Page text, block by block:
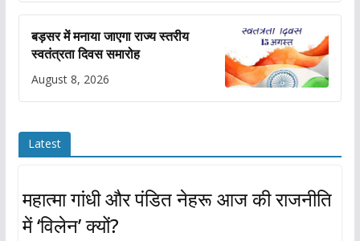
बड़सर में मनाया जाएगा राज्य स्तरीय
स्वतंत्रता दिवस समारोह
August 8, 2026
Latest
महात्मा गांधी और पंडित नेहरू आज की राजनीति
में ‘विलेन’ क्यों?